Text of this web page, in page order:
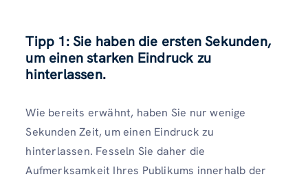
Tipp 1: Sie haben die ersten Sekunden,
um einen starken Eindruck zu
hinterlassen.
Wie bereits erwähnt, haben Sie nur wenige
Sekunden Zeit, um einen Eindruck zu
hinterlassen. Fesseln Sie daher die
Aufmerksamkeit Ihres Publikums innerhalb der